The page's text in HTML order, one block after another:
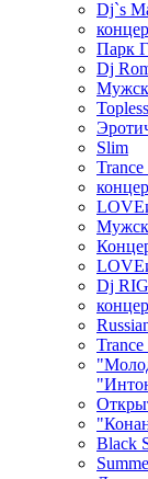
Dj`s
Парк
Dj
Slim
Dj
Black